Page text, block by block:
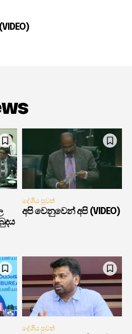
දේශීය පුවත්
අපි වෙනුවෙන් අපි (VIDEO)
දේශීය පුවත්